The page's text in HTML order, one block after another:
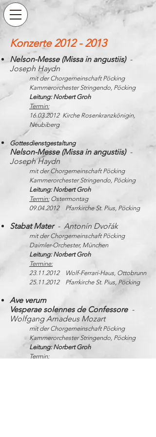
Konzerte2012 - 2013
Nelson-Messe (Missa in angustiis) -
Joseph Haydn
mit der Chorgemeinschaft Pöcking
Kammerorchester Stringendo, Pöcking
Leitung: Norbert Groh
Termin:
16.03.2012Kirche Rosenkranzkönigin,
Neubiberg
Gottesdienstgestaltung
Nelson-Messe (Missa in angustiis) -
Joseph Haydn
mit der Chorgemeinschaft Pöcking
Kammerorchester Stringendo, Pöcking
Leitung: Norbert Groh
Termin: Ostermontag
09.04.2012 Pfarrkirche St. Pius, Pöcking
Stabat Mater - Antonín Dvořák
mit der Chorgemeinschaft Pöcking
Daimler-Orchester, München
Leitung: Norbert Groh
Termine:
23.11.2012Wolf-Ferrari-Haus, Ottobrunn
25.11.2012Pfarrkirche St. Pius, Pöcking
Ave verum
Vesperae solennes de Confessore -
Wolfgang Amadeus Mozart
mit der Chorgemeinschaft Pöcking
Kammerorchester Stringendo, Pöcking
Leitung: Norbert Groh
Termin: